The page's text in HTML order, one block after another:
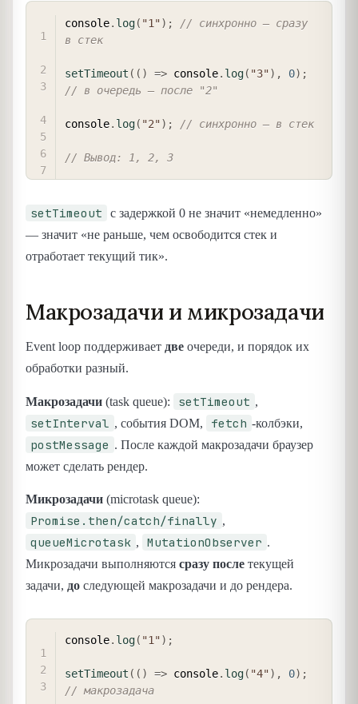
console. log( "1") ;
// синхронно — сразу
в стек
setTimeout ( ( ) => console. log( "3") , 0) ;
// в очередь — после "2"
console. log( "2") ; // синхронно — в стек
// Вывод: 1, 2, 3
setTimeout
с задержкой 0 не значит «немедленно»
— значит «не раньше, чем освободится стек и
отработает текущий тик».
Макрозадачи и микрозадачи
Event loop поддерживает две очереди, и порядок их
обработки разный.
Макрозадачи (task queue): setTimeout ,
setInterval , события DOM, fetch -колбэки,
postMessage . После каждой макрозадачи браузер
может сделать рендер.
Микрозадачи (microtask queue):
Promise.then/catch/finally ,
queueMicrotask , MutationObserver .
Микрозадачи выполняются сразу после текущей
задачи, до следующей макрозадачи и до рендера.
console. log( "1") ;
setTimeout ( ( ) => console. log( "4") , 0) ;
// макрозадача